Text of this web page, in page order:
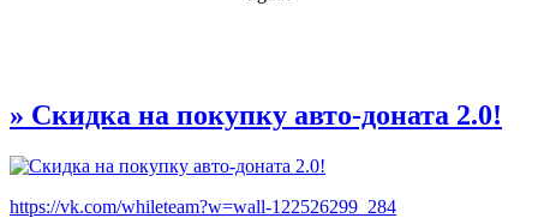
» Скидка на покупку авто-доната 2.0!
https://vk.com/whileteam?w=wall-122526299_284